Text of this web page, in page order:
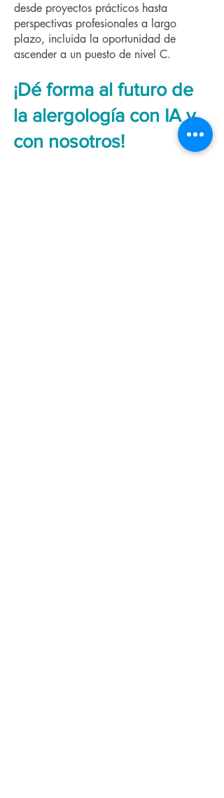
desde proyectos prácticos hasta
perspectivas profesionales a largo
plazo, incluida la oportunidad de
ascender a un puesto de nivel C.
¡Dé forma al futuro de
la alergología con IA y
con nosotros!